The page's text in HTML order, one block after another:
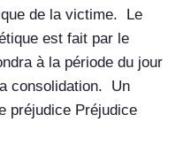
de la victime. Le
est fait par le
à la période du jour
consolidation. Un
préjudice Préjudice